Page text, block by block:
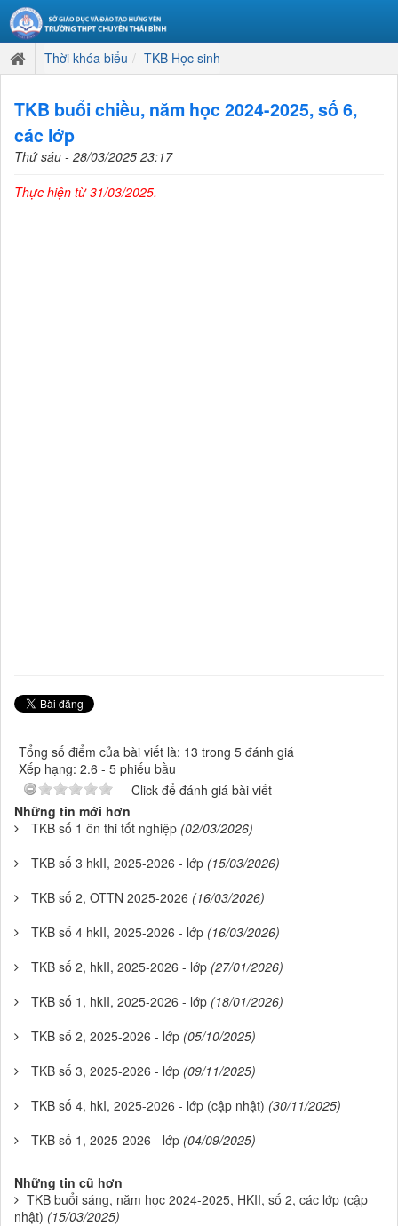
Thời khóa biểu TKB Học sinh
TKB buổi chiều, năm học 2024-2025, số 6,
các lớp
Thứ sáu - 28/03/2025 23:17
Thực hiện từ 31/03/2025.
Tổng số điểm của bài viết là: 13 trong 5 đánh giá
Xếp hạng: 2.6 - 5 phiếu bầu
Click để đánh giá bài viết
Những tin mới hơn
TKB số 1 ôn thi tốt nghiệp (02/03/2026)
TKB số 3 hkII, 2025-2026 - lớp (15/03/2026)
TKB số 2, OTTN 2025-2026 (16/03/2026)
TKB số 4 hkII, 2025-2026 - lớp (16/03/2026)
TKB số 2, hkII, 2025-2026 - lớp (27/01/2026)
TKB số 1, hkII, 2025-2026 - lớp (18/01/2026)
TKB số 2, 2025-2026 - lớp (05/10/2025)
TKB số 3, 2025-2026 - lớp (09/11/2025)
TKB số 4, hkI, 2025-2026 - lớp (cập nhật) (30/11/2025)
TKB số 1, 2025-2026 - lớp (04/09/2025)
Những tin cũ hơn
TKB buổi sáng, năm học 2024-2025, HKII, số 2, các lớp (cập
nhật) (15/03/2025)